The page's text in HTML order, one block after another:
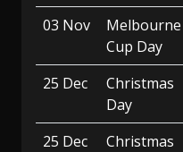
03 Nov
Melbourne
Cup Day
25 Dec
Christmas
Day
25 Dec
Christmas